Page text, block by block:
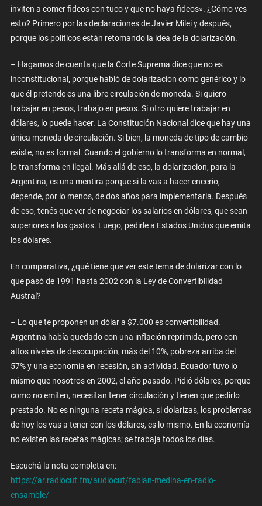
inviten a comer fideos con tuco y que no haya fideos». ¿Cómo ves
esto? Primero por las declaraciones de Javier Milei y después,
porque los políticos están retomando la idea de la dolarización.
– Hagamos de cuenta que la Corte Suprema dice que no es
inconstitucional, porque habló de dolarizacion como genérico y lo
que él pretende es una libre circulación de moneda. Si quiero
trabajar en pesos, trabajo en pesos. Si otro quiere trabajar en
dólares, lo puede hacer. La Constitución Nacional dice que hay una
única moneda de circulación. Si bien, la moneda de tipo de cambio
existe, no es formal. Cuando el gobierno lo transforma en normal,
lo transforma en ilegal. Más allá de eso, la dolarizacion, para la
Argentina, es una mentira porque si la vas a hacer encerio,
depende, por lo menos, de dos años para implementarla. Después
de eso, tenés que ver de negociar los salarios en dólares, que sean
superiores a los gastos. Luego, pedirle a Estados Unidos que emita
los dólares.
En comparativa, ¿qué tiene que ver este tema de dolarizar con lo
que pasó de 1991 hasta 2002 con la Ley de Convertibilidad
Austral?
– Lo que te proponen un dólar a $7.000 es convertibilidad.
Argentina había quedado con una inflación reprimida, pero con
altos niveles de desocupación, más del 10%, pobreza arriba del
57% y una economía en recesión, sin actividad. Ecuador tuvo lo
mismo que nosotros en 2002, el año pasado. Pidió dólares, porque
como no emiten, necesitan tener circulación y tienen que pedirlo
prestado. No es ninguna receta mágica, si dolarizas, los problemas
de hoy los vas a tener con los dólares, es lo mismo. En la economía
no existen las recetas mágicas; se trabaja todos los días.
Escuchá la nota completa en:
https://ar.radiocut.fm/audiocut/fabian-medina-en-radio-
ensamble/